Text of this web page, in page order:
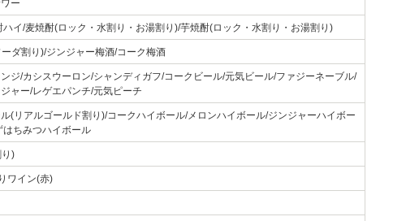
ー
イ/麦焼酎(ロック・水割り・お湯割り)/芋焼酎(ロック・水割り・お湯割り)
ダ割り)/ジンジャー梅酒/コーク梅酒
ジ/カシスウーロン/シャンディガフ/コークビール/元気ビール/ファジーネーブル/
ャー/レゲエパンチ/元気ピーチ
(リアルゴールド割り)/コークハイボール/メロンハイボール/ジンジャーハイボー
はちみつハイボール
)
ワイン(赤)